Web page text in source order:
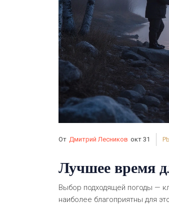
От Дмитрий Лесников окт 31
Лучшее время
Выбор подходящей погоды —
наиболее благоприятны для